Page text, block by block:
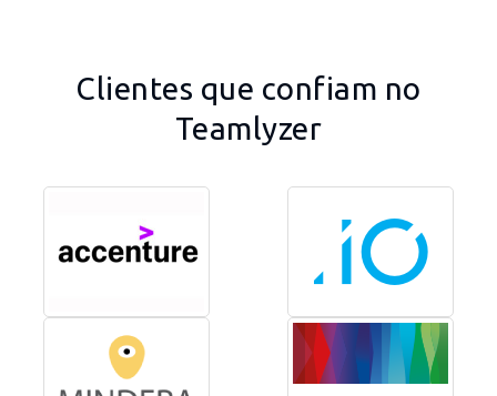
Clientes que confiam no
Teamlyzer